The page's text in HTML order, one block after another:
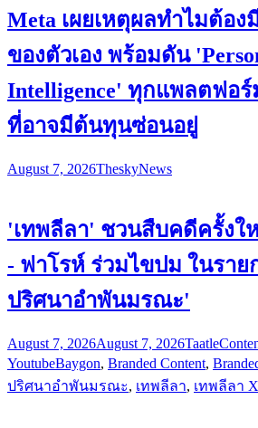
Meta เผยเหตุผลทำไมต้อง
ของตัวเอง พร้อมดัน
Intelligence' ทุกแพลตฟอ
ที่อาจมีต้นทุนซ่อนอยู่
August 7, 2026TheskyNews
'เทพลีลา' ชวนสืบคดีครั้งใ
- ฟาโรห์ ร่วมไขปม ในรา
ปริศนาอำพันมรณะ'
August 7, 2026August 7, 2026Taatle
YoutubeBaygon, Branded Content,
ปริศนาอำพันมรณะ, เทพลีลา, เทพลีลา